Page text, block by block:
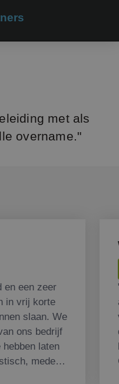
met als
overname."
en een zeer
in vrij korte
slaan. We
ons bedrijf
laten
mede